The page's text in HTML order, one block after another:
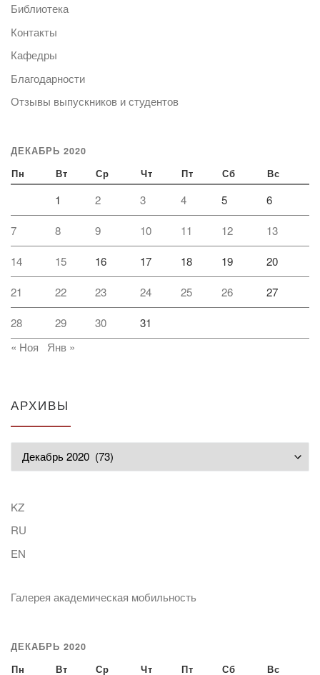
Библиотека
Контакты
Кафедры
Благодарности
Отзывы выпускников и студентов
ДЕКАБРЬ 2020
Пн Вт Ср Чт Пт Сб Вс
1 2 3 4 5 6
7 8 9 10 11 12 13
14 15 16 17 18 19 20
21 22 23 24 25 26 27
28 29 30
31
« Ноя
Янв »
АРХИВЫ
KZ
RU
EN
Галерея академическая мобильность
ДЕКАБРЬ 2020
Пн Вт Ср Чт Пт Сб Вс